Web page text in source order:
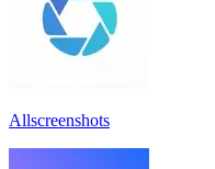
Allscreenshots